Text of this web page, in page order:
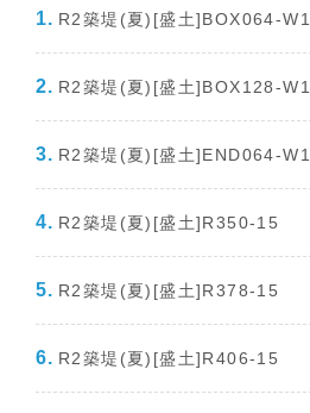
R2築堤(夏)[盛土]BOX064-W1
R2築堤(夏)[盛土]BOX128-W1
R2築堤(夏)[盛土]END064-W1
R2築堤(夏)[盛土]R350-15
R2築堤(夏)[盛土]R378-15
R2築堤(夏)[盛土]R406-15